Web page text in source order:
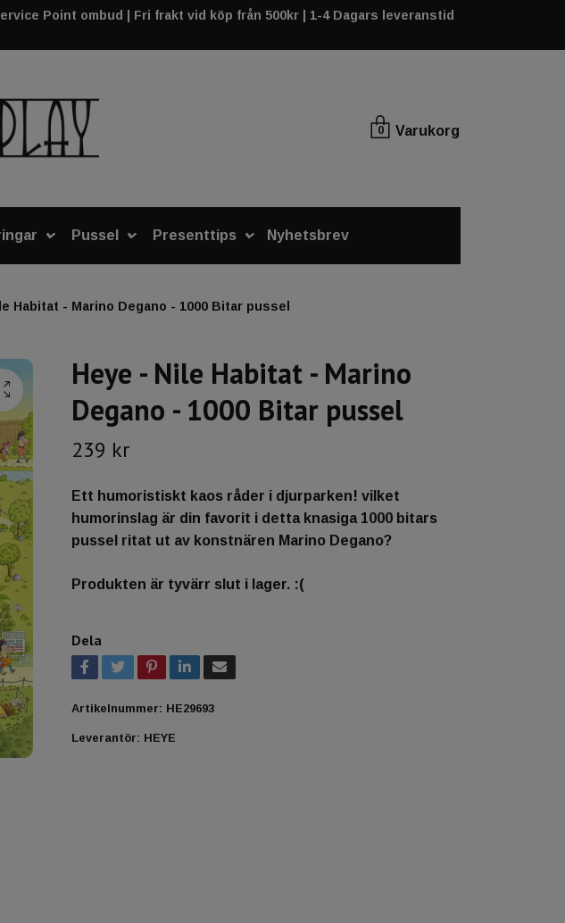
Point ombud | Fri frakt vid köp från 500kr | 1-4 Dagars leveranstid
0 Varukorg
Pussel Presenttips Nyhetsbrev
Habitat - Marino Degano - 1000 Bitar pussel
Heye - Nile Habitat - Marino
Degano - 1000 Bitar pussel
239 kr
Ett humoristiskt kaos råder i djurparken! vilket
humorinslag är din favorit i detta knasiga 1000 bitars
pussel ritat ut av konstnären Marino Degano?
Produkten är tyvärr slut i lager. :(
Dela
Artikelnummer: HE29693
Leverantör: HEYE